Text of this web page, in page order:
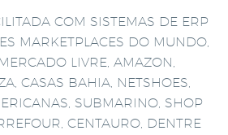
COM SISTEMAS DE ERP
MARKETPLACES DO MUNDO,
LIVRE, AMAZON,
CASAS BAHIA, NETSHOES,
SUBMARINO, SHOP
CENTAURO, DENTRE